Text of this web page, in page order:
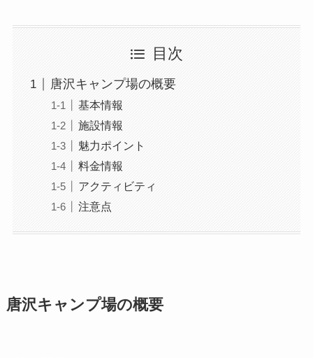
目次
唐沢キャンプ場の概要
基本情報
施設情報
魅力ポイント
料金情報
アクティビティ
注意点
唐沢キャンプ場の概要